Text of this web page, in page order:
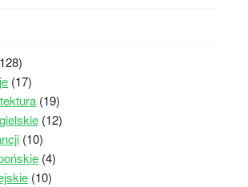
(17)
(19)
(12)
(10)
(4)
(10)